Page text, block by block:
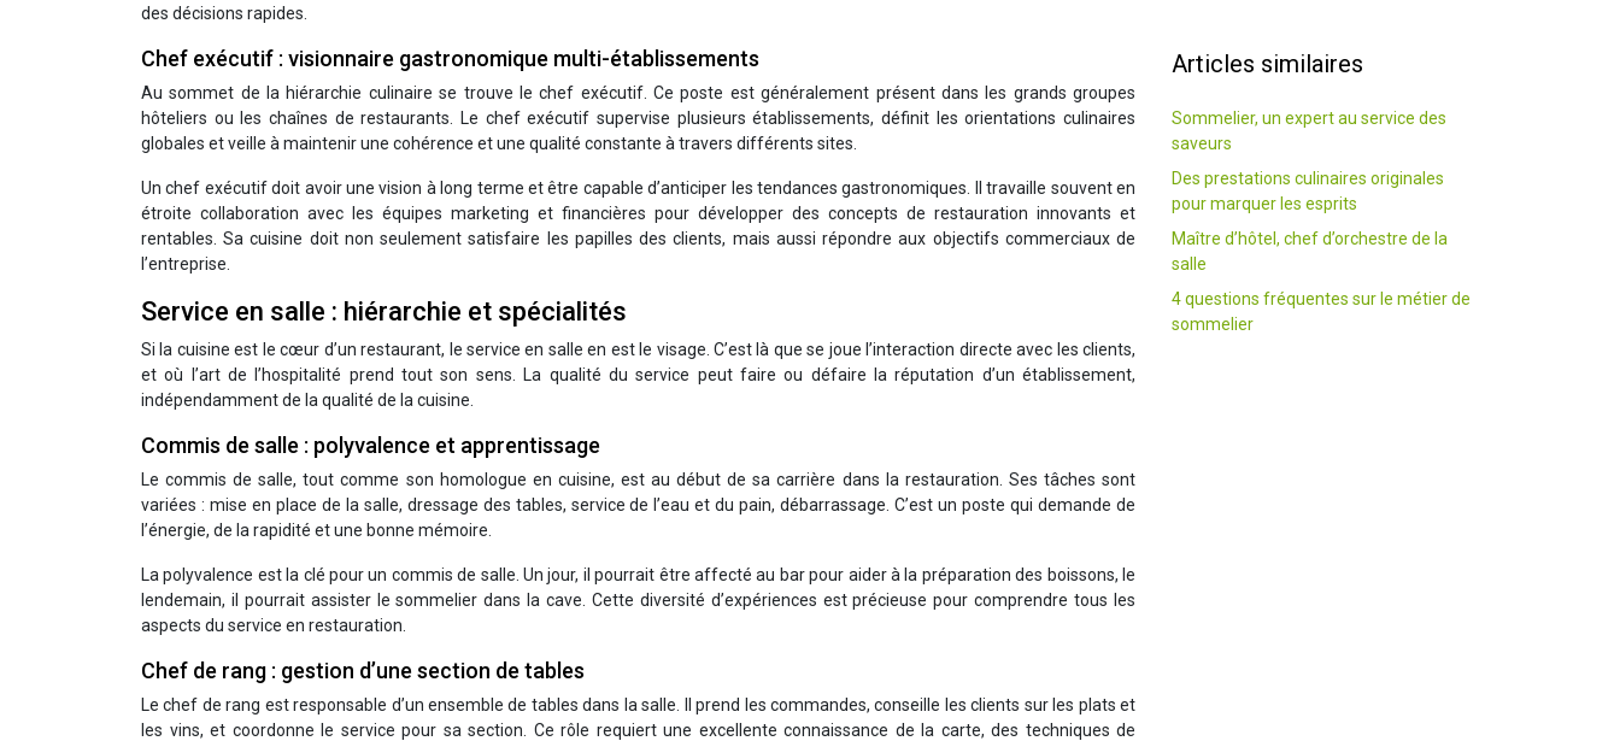
des décisions rapides.
Chef exécutif : visionnaire gastronomique multi-établissements
Au sommet de la hiérarchie culinaire se trouve le chef exécutif. Ce poste est généralement présent dans les grands groupes
hôteliers ou les chaînes de restaurants. Le chef exécutif supervise plusieurs établissements, définit les orientations culinaires
globales et veille à maintenir une cohérence et une qualité constante à travers différents sites.
Un chef exécutif doit avoir une vision à long terme et être capable d’anticiper les tendances gastronomiques. Il travaille souvent en
étroite collaboration avec les équipes marketing et financières pour développer des concepts de restauration innovants et
rentables. Sa cuisine doit non seulement satisfaire les papilles des clients, mais aussi répondre aux objectifs commerciaux de
l’entreprise.
Service en salle : hiérarchie et spécialités
Si la cuisine est le cœur d’un restaurant, le service en salle en est le visage. C’est là que se joue l’interaction directe avec les clients,
et où l’art de l’hospitalité prend tout son sens. La qualité du service peut faire ou défaire la réputation d’un établissement,
indépendamment de la qualité de la cuisine.
Commis de salle : polyvalence et apprentissage
Le commis de salle, tout comme son homologue en cuisine, est au début de sa carrière dans la restauration. Ses tâches sont
variées : mise en place de la salle, dressage des tables, service de l’eau et du pain, débarrassage. C’est un poste qui demande de
l’énergie, de la rapidité et une bonne mémoire.
La polyvalence est la clé pour un commis de salle. Un jour, il pourrait être affecté au bar pour aider à la préparation des boissons, le
lendemain, il pourrait assister le sommelier dans la cave. Cette diversité d’expériences est précieuse pour comprendre tous les
aspects du service en restauration.
Chef de rang : gestion d’une section de tables
Le chef de rang est responsable d’un ensemble de tables dans la salle. Il prend les commandes, conseille les clients sur les plats et
les vins, et coordonne le service pour sa section. Ce rôle requiert une excellente connaissance de la carte, des techniques de
Articles similaires
Sommelier, un expert au service des
saveurs
Des prestations culinaires originales
pour marquer les esprits
Maître d’hôtel, chef d’orchestre de la
salle
4 questions fréquentes sur le métier de
sommelier